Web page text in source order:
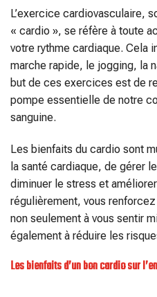
L’exercice cardiovasculaire,
« cardio », se réfère à toute
votre rythme cardiaque. Cela
marche rapide, le jogging, la
but de ces exercices est de
pompe essentielle de notre
sanguine.
Les bienfaits du cardio sont
la santé cardiaque, de gérer
diminuer le stress et
régulièrement, vous
non seulement à vous sentir
également à réduire les
Les bienfaits d’un bon cardio sur